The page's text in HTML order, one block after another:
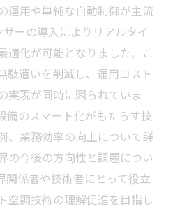
運用や単純な自動制御が主流
ーの導入によりリアルタイ
適化が可能となりました。こ
駄遣いを削減し、運用コスト
実現が同時に図られていま
備のスマート化がもたらす技
、業務効率の向上について詳
の今後の方向性と課題につい
関係者や技術者にとって役立
空調技術の理解促進を目指し